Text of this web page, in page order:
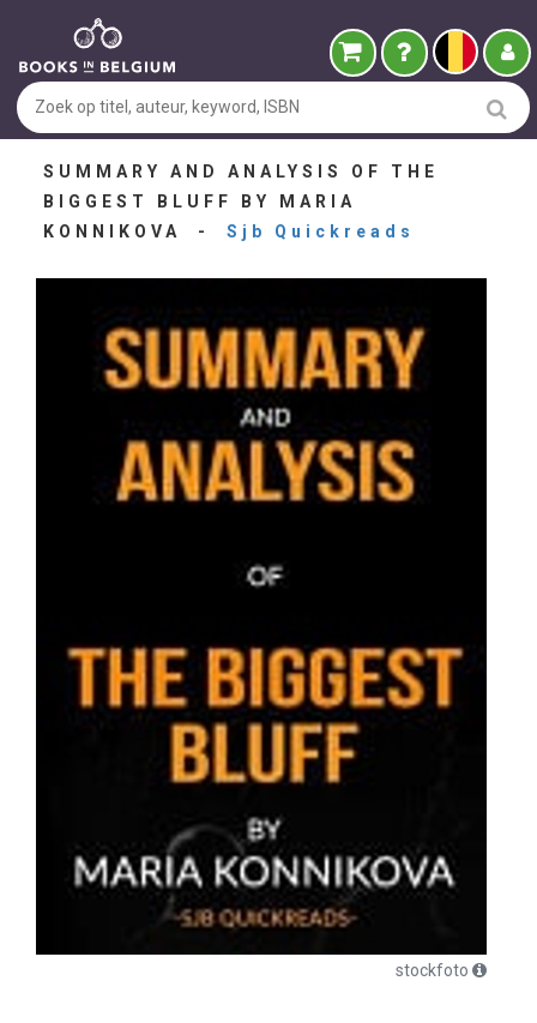
SUMMARY AND ANALYSIS OF THE
BIGGEST BLUFF BY MARIA
KONNIKOVA - Sjb Quickreads
stockfoto